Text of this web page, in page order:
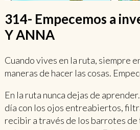
314- Empecemos a
Y ANNA
Cuando vives en la ruta, siempre
maneras de hacer las cosas.
En la ruta nunca dejas de
día con los ojos entreabiertos,
recibir a través de los barrotes de